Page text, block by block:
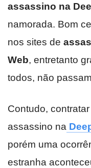
assassino na
namorada. Bom
nos sites de
Web, entretanto
todos, não
Contudo,
assassino na
porém uma
estranha